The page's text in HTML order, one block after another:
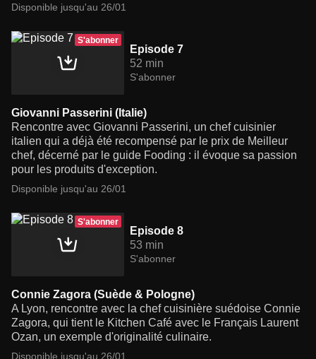
Disponible jusqu'au 26/01
S'abonner
Episode 7
52 min
S'abonner
Giovanni Passerini (Italie)
Rencontre avec Giovanni Passerini, un chef cuisinier
italien qui a déjà été recompensé par le prix de Meilleur
chef, décerné par le guide Fooding : il évoque sa passion
pour les produits d'exception.
Disponible jusqu'au 26/01
S'abonner
Episode 8
53 min
S'abonner
Connie Zagora (Suède & Pologne)
A Lyon, rencontre avec la chef cuisinière suédoise Connie
Zagora, qui tient le Kitchen Café avec le Français Laurent
Ozan, un exemple d'originalité culinaire.
Disponible jusqu'au 26/01